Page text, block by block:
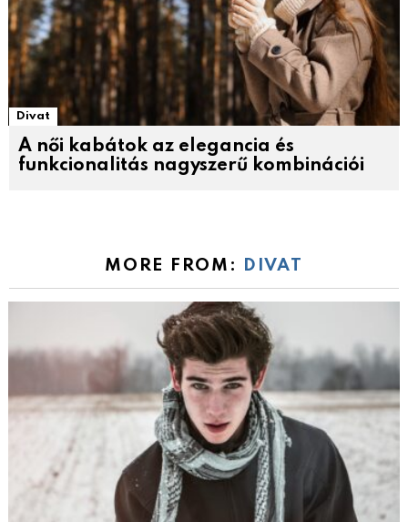
Divat
A női kabátok az elegancia és
funkcionalitás nagyszerű kombinációi
MORE FROM: DIVAT